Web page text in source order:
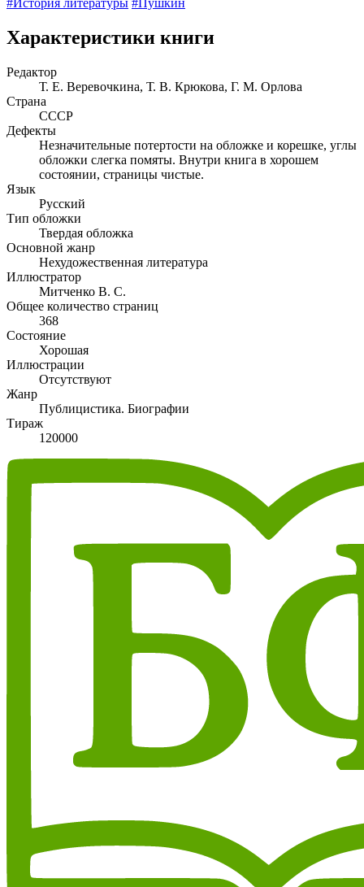
Характеристики книги
Редактор
Т. Е. Веревочкина, Т. В. Крюкова, Г. М. Орлова
Страна
СССР
Дефекты
Незначительные потертости на обложке и корешке, углы
обложки слегка помяты. Внутри книга в хорошем
состоянии, страницы чистые.
Язык
Русский
Тип обложки
Твердая обложка
Основной жанр
Нехудожественная литература
Иллюстратор
Митченко В. С.
Общее количество страниц
368
Состояние
Хорошая
Иллюстрации
Отсутствуют
Жанр
Публицистика. Биографии
Тираж
120000